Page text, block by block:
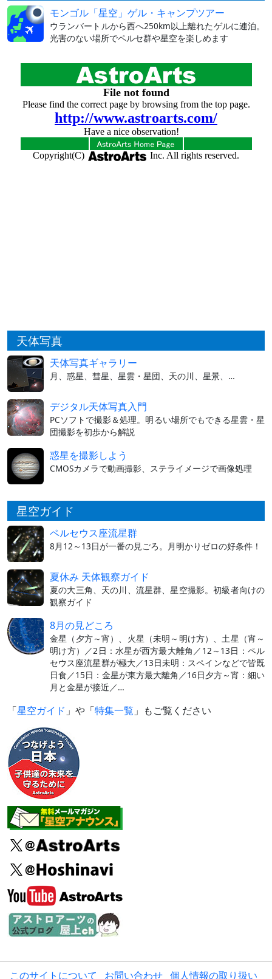
モンゴル「星空」ゲル・キャンプツアー
ウランバートルから西へ250km以上離れたゲルに連泊。
光害のない場所でペルセ群や星空を楽しめます
天体写真
天体写真ギャラリー
月、惑星、彗星、星雲・星団、天の川、星景、…
デジタル天体写真入門
PCソフトで撮影＆処理。明るい場所でもできる星雲・星
団撮影を初歩から解説
惑星を撮影しよう
CMOSカメラで動画撮影、ステライメージで画像処理
星空ガイド
ペルセウス座流星群
8月12～13日が一番の見ごろ。月明かりゼロの好条件！
夏休み 天体観察ガイド
夏の大三角、天の川、流星群、星空撮影。初級者向けの
観察ガイド
8月の見どころ
金星（夕方～宵）、火星（未明～明け方）、土星（宵～
明け方）／2日：水星が西方最大離角／12～13日：ペル
セウス座流星群が極大／13日未明：スペインなどで皆既
日食／15日：金星が東方最大離角／16日夕方～宵：細い
月と金星が接近／…
「星空ガイド 」や「特集一覧 」もご覧ください
このサイトについて お問い合わせ 個人情報の取り扱い